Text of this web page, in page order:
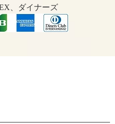
、ダイナーズ